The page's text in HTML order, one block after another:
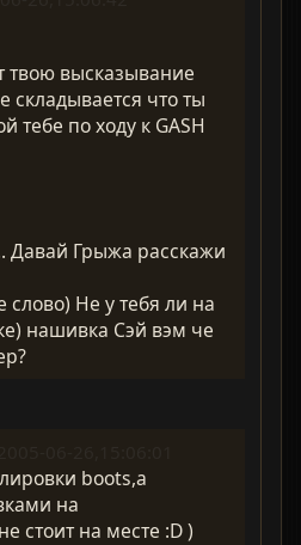
твою высказывание
складывается что ты
тебе по ходу к GASH
Давай Грыжа расскажи
Не у тебя ли на
нашивка Сэй вэм че
boots,а
на
стоит на месте :D )